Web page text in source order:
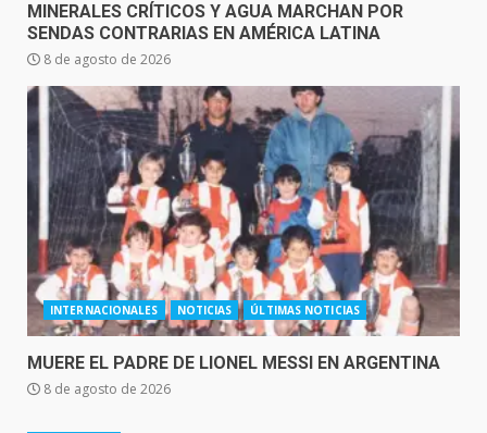
MINERALES CRÍTICOS Y AGUA MARCHAN POR
SENDAS CONTRARIAS EN AMÉRICA LATINA
8 de agosto de 2026
INTERNACIONALES NOTICIAS ÚLTIMAS NOTICIAS
MUERE EL PADRE DE LIONEL MESSI EN ARGENTINA
8 de agosto de 2026